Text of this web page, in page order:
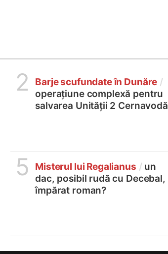
2 Barje scufundate în Dunăre /
operațiune complexă pentru
salvarea Unității 2 Cernavodă
5 Misterul lui Regalianus / un
dac, posibil rudă cu Decebal,
împărat roman?